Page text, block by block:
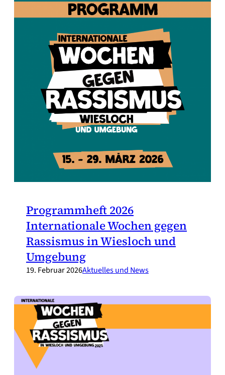
Programmheft 2026
Internationale Wochen gegen
Rassismus in Wiesloch und
Umgebung
19. Februar 2026Aktuelles und News